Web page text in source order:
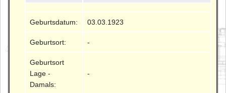
Geburtsdatum: 03.03.1923
Geburtsort: -
Geburtsort
Lage -
Damals:
-